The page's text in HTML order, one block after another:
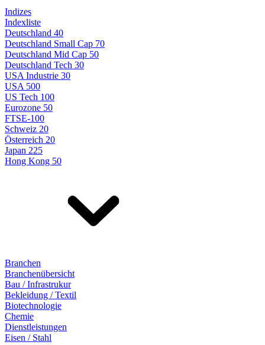
Indizes
Indexliste
Deutschland 40
Deutschland Small Cap 70
Deutschland Mid Cap 50
Deutschland Tech 30
USA Industrie 30
USA 500
US Tech 100
Eurozone 50
FTSE-100
Schweiz 20
Österreich 20
Japan 225
Hong Kong 50
Branchen
Branchenübersicht
Bau / Infrastrukur
Bekleidung / Textil
Biotechnologie
Chemie
Dienstleistungen
Eisen / Stahl